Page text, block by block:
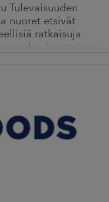
Tulevaisuuden
nuoret etsivät
ratkaisuja
haasteisiin,